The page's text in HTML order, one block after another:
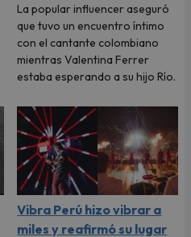
La popular influencer aseguró
que tuvo un encuentro íntimo
con el cantante colombiano
mientras Valentina Ferrer
estaba esperando a su hijo Río.
Vibra Perú hizo vibrar a
miles y reafirmó su lugar